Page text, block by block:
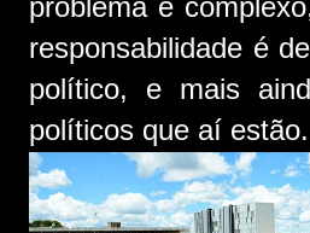
problema é
responsabilidade é
político, e mais
políticos que aí estão.